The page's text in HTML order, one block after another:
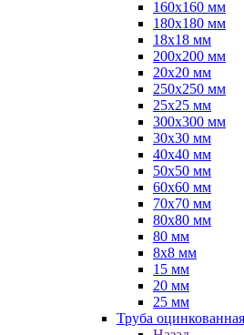
160х160 мм
180х180 мм
18х18 мм
200х200 мм
20х20 мм
250х250 мм
25х25 мм
300х300 мм
30х30 мм
40х40 мм
50х50 мм
60х60 мм
70х70 мм
80х80 мм
80 мм
8х8 мм
15 мм
20 мм
25 мм
Труба